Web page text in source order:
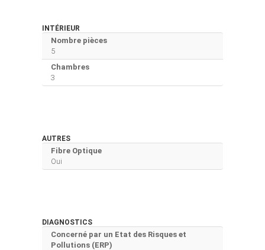
INTÉRIEUR
Nombre pièces
5
Chambres
3
AUTRES
Fibre Optique
Oui
DIAGNOSTICS
Concerné par un Etat des Risques et
Pollutions (ERP)